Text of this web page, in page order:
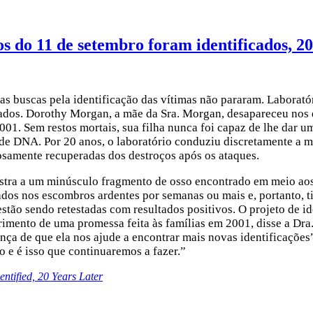
do 11 de setembro foram identificados,
buscas pela identificação das vítimas não pararam.
Dorothy Morgan, a mãe da Sra. Morgan, desapareceu
Sem restos mortais, sua filha nunca foi capaz de lhe dar
DNA. Por 20 anos, o laboratório conduziu discretamente a
recuperadas dos destroços após os ataques.
a um minúsculo fragmento de osso encontrado em meio
nos escombros ardentes por semanas ou mais e,
sendo retestadas com resultados positivos. O projeto de
de uma promessa feita às famílias em 2001, disse a
de que ela nos ajude a encontrar mais novas
e é isso que continuaremos a fazer.”
20 Years Later